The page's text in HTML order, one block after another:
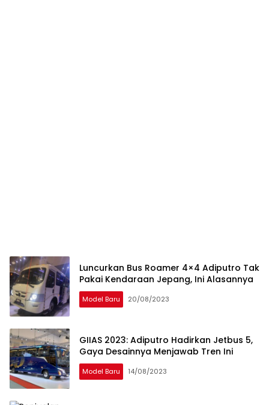
Luncurkan Bus Roamer 4×4 Adiputro Tak
Pakai Kendaraan Jepang, Ini Alasannya
Model Baru 20/08/2023
GIIAS 2023: Adiputro Hadirkan Jetbus 5,
Gaya Desainnya Menjawab Tren Ini
Model Baru 14/08/2023